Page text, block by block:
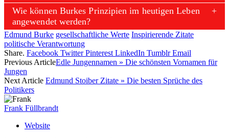
Wie können Burkes Prinzipien im heutigen Leben
angewendet werden?
Edmund Burke gesellschaftliche Werte Inspirierende Zitate
politische Verantwortung
Share. Facebook Twitter Pinterest LinkedIn Tumblr Email
Previous ArticleEdle Jungennamen » Die schönsten Vornamen für
Jungen
Next Article Edmund Stoiber Zitate » Die besten Sprüche des
Politikers
Frank Füllbrandt
Website